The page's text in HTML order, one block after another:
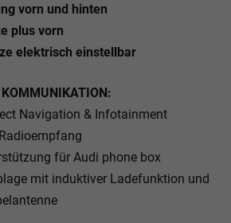
vorn und hinten
plus vorn
elektrisch einstellbar
Navigation & Infotainment
für Audi phone box
mit induktiver Ladefunktion und